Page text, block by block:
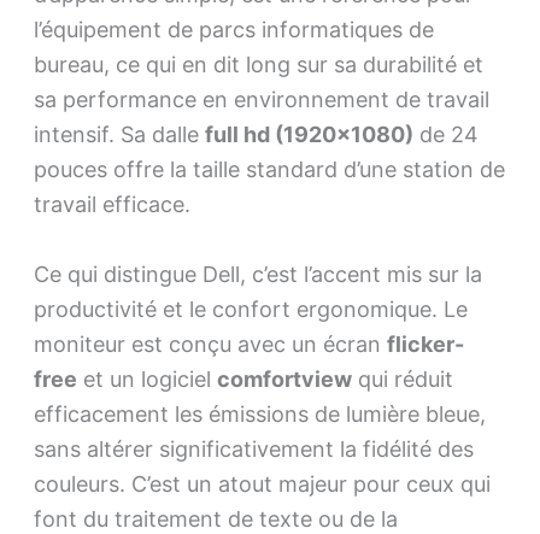
l’équipement de parcs informatiques de
bureau, ce qui en dit long sur sa durabilité et
sa performance en environnement de travail
intensif. Sa dalle full hd (1920×1080) de 24
pouces offre la taille standard d’une station de
travail efficace.
Ce qui distingue Dell, c’est l’accent mis sur la
productivité et le confort ergonomique. Le
moniteur est conçu avec un écran flicker-
free et un logiciel comfortviewqui réduit
efficacement les émissions de lumière bleue,
sans altérer significativement la fidélité des
couleurs. C’est un atout majeur pour ceux qui
font du traitement de texte ou de la